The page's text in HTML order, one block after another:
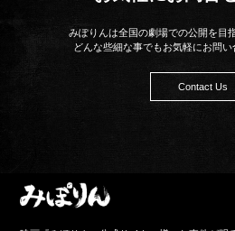
みぽりんは全国の劇場での公開を目
どんな些細な事でもお気軽にお問い
Contact Us